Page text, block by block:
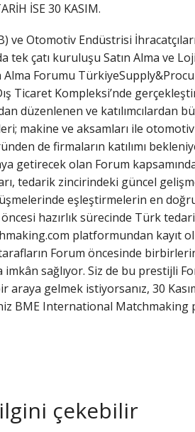
İSE 30 KASIM.
ve Otomotiv Endüstrisi
tek çatı kuruluşu Satın Alma ve
Alma Forumu
Ticaret Kompleksi’nde
düzenlenen ve katılımcılardan
makine ve aksamları ile
de firmaların katılımı
getirecek olan Forum
tedarik zincirindeki güncel
eşleştirmelerin en
hazırlık sürecinde Türk
platformundan kayıt
Forum öncesinde
sağlıyor. Siz de bu prestijli
araya gelmek istiyorsanız, 30
BME International Matchmaking
çekebilir